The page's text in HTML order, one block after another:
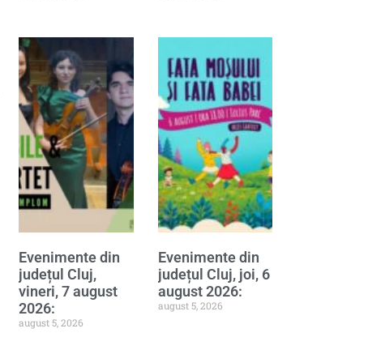
Evenimente din
județul Cluj,
vineri, 7 august
2026:
august 5, 2026
Evenimente din
județul Cluj, joi, 6
august 2026:
august 5, 2026